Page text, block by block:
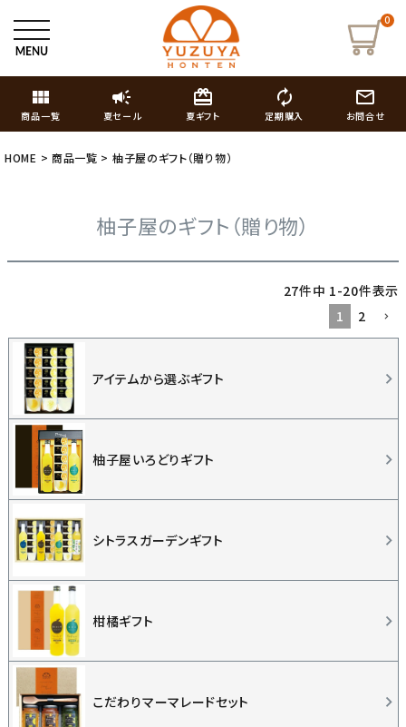
0
view_module
商品一覧
campaign
夏セール
card_giftcard
夏ギフト
autorenew
定期購入
mail_outline
お問合せ
HOME 商品一覧 柚子屋のギフト（贈り物）
柚子屋のギフト（贈り物）
27件中 1-20件表示
1
2
アイテムから選ぶギフト
柚子屋いろどりギフト
シトラスガーデンギフト
柑橘ギフト
こだわりマーマレードセット